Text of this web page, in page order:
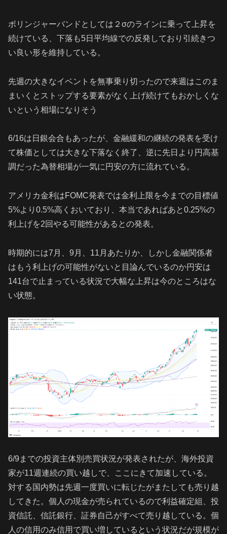
ボリンジャーバンドとしては２σのラインに乗って上昇を
続けている、下落も5日平均線での反発しており引続きつ
い良い形を維持している。
先週の大きなイベントを無事乗り切ったので来週はこのま
まいくとストップする要素がなく上げ続けてもおかしくな
いという相場になりそう
6/16は日銀会合もあったが、金融緩和の継続の発表を受け
て株価としては大きな下落なく終了、逆に先日より円高基
調だった為替相場が一気に円安の方に流れている。
アメリカ金利はFOMC発表では金利上限を今までの目標値
5%より0.5%高くおいており、本当であればあと0.25%の
利上げを2回やる可能性があるとの発表。
時期的には7月、9月、11月あたりか、しかし金融関係者
はもう利上げの可能性がないと目論んでいるのか円安は
141台で止まっている状況で大幅な上昇は今のところはな
い状態。
6/9までの投資主体別売買状況が発表されたが、海外投資
家が11週連続の買い越しで、ここにきて加速している。
対する国内勢は先週一度買いに転じたがまたしても売り越
してきた。個人の現金が売られているので利益確定組、投
資信託、信託銀行、証券自己がすべて売り越している。個
人の信用のみ信用で買い増しているという状況だが規模が